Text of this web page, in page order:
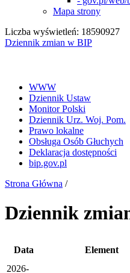
Mapa strony
Liczba wyświetleń: 18590927
Dziennik zmian w BIP
WWW
Dziennik Ustaw
Monitor Polski
Dziennik Urz. Woj. Pom.
Prawo lokalne
Obsługa Osób Głuchych
Deklaracja dostępności
bip.gov.pl
Strona Główna /
Dziennik
Data Element
2026-